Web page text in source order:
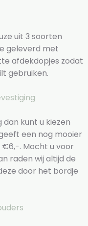
uit 3 soorten
geleverd met
afdekdopjes zodat
gebruiken.
kunt u kiezen
een nog mooier
. Mocht u voor
raden wij altijd de
door het bordje